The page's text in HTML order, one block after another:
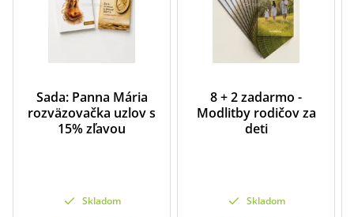
Sada: Panna Mária
rozväzovačka uzlov s
15% zľavou
Skladom
8 + 2 zadarmo -
Modlitby rodičov za
deti
Skladom